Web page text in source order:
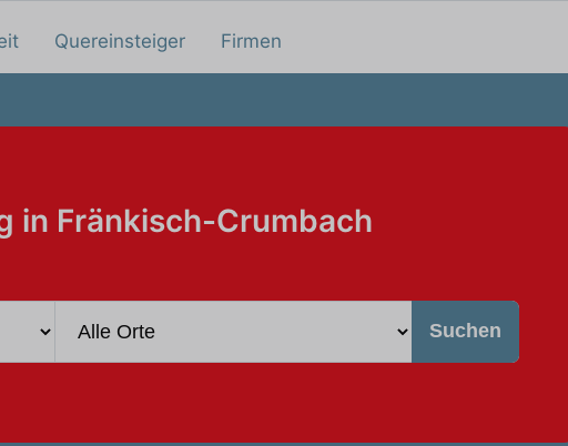
Quereinsteiger Firmen
in Fränkisch-Crumbach
Suchen